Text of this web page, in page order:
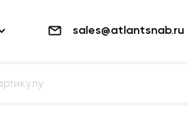
sales@atlantsnab.ru